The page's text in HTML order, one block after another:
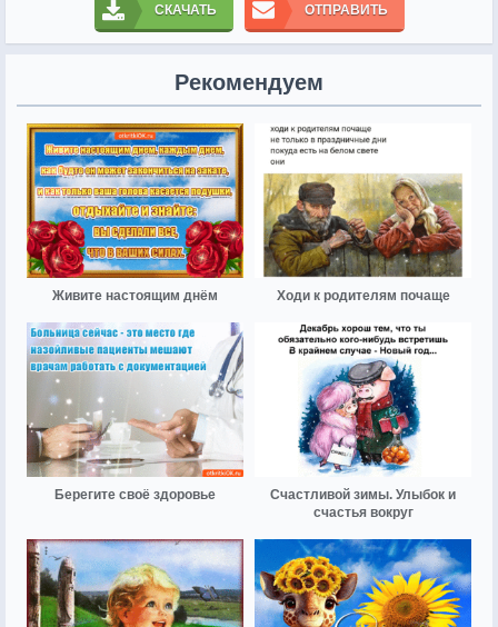
СКАЧАТЬ ОТПРАВИТЬ
Рекомендуем
Живите настоящим днём Ходи к родителям почаще
Берегите своё здоровье
Счастливой зимы. Улыбок и
счастья вокруг